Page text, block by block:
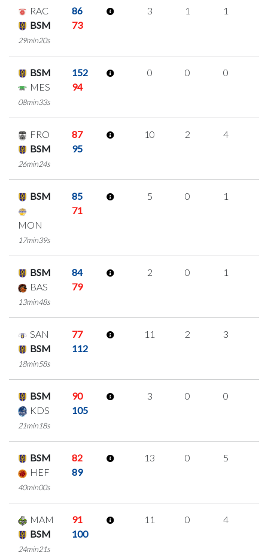
RAC
86
BSM
73
29min20s
3 1 1
BSM
152
MES
94
08min33s
0 0 0
FRO
87
BSM
95
26min24s
10 2 4
BSM 85
MON
71
17min39s
5 0 1
BSM
84
BAS
79
13min48s
2 0 1
SAN
77
BSM
112
18min58s
11 2 3
BSM
90
KDS
105
21min18s
3 0 0
BSM
82
HEF
89
40min00s
13 0 5
MAM
91
BSM
100
24min21s
11 0 4